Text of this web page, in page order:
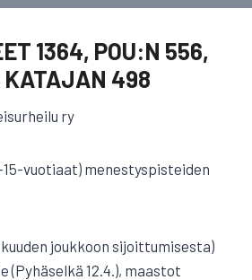
1364, POU:N 556,
498
ry
vuotiaat) menestyspisteiden
joukkoon sijoittumisesta)
(Pyhäselkä 12.4.), maastot